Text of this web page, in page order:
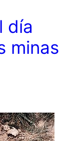
día
minas